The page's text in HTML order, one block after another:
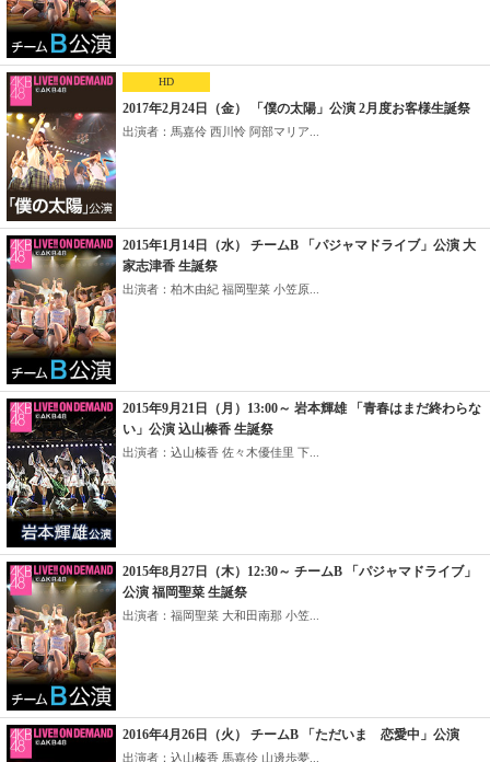
HD
2017年2月24日（金） 「僕の太陽」公演 2月度お客様生誕祭
出演者：馬嘉伶 西川怜 阿部マリア...
2015年1月14日（水） チームB 「パジャマドライブ」公演 大
家志津香 生誕祭
出演者：柏木由紀 福岡聖菜 小笠原...
2015年9月21日（月）13:00～ 岩本輝雄 「青春はまだ終わらな
い」公演 込山榛香 生誕祭
出演者：込山榛香 佐々木優佳里 下...
2015年8月27日（木）12:30～ チームB 「パジャマドライブ」
公演 福岡聖菜 生誕祭
出演者：福岡聖菜 大和田南那 小笠...
2016年4月26日（火） チームB 「ただいま 恋愛中」公演
出演者：込山榛香 馬嘉伶 山邊歩夢...